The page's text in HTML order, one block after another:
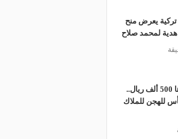
يعرض منح
لمحمد صلاح
بجائزة قدرها 500 ألف ريال..
للهجن للملاك